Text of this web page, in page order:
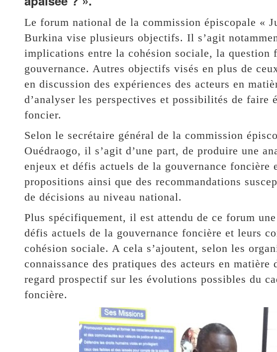
Le forum national de la commission épiscopale «
Burkina vise plusieurs objectifs. Il s’agit
implications entre la cohésion sociale, la question
gouvernance. Autres objectifs visés en plus de
en discussion des expériences des acteurs en
d’analyser les perspectives et possibilités de faire
foncier.
Selon le secrétaire général de la commission
Ouédraogo, il s’agit d’une part, de produire une
enjeux et défis actuels de la gouvernance foncière
propositions ainsi que des recommandations
de décisions au niveau national.
Plus spécifiquement, il est attendu de ce forum
défis actuels de la gouvernance foncière et leurs
cohésion sociale. A cela s’ajoutent, selon les
connaissance des pratiques des acteurs en matière
regard prospectif sur les évolutions possibles du
foncière.